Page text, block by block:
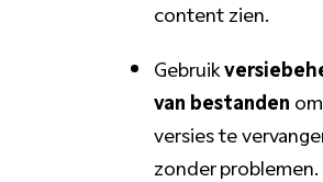
content zien.
Gebruik
van bestanden
versies te
zonder problemen.